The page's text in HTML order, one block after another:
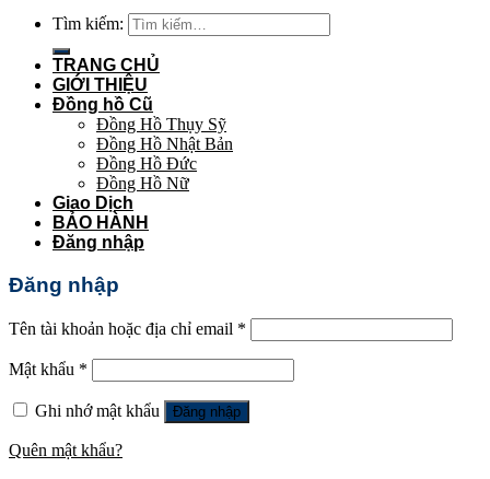
Tìm kiếm:
TRANG CHỦ
GIỚI THIỆU
Đồng hồ Cũ
Đồng Hồ Thụy Sỹ
Đồng Hồ Nhật Bản
Đồng Hồ Đức
Đồng Hồ Nữ
Giao Dịch
BẢO HÀNH
Đăng nhập
Đăng nhập
Tên tài khoản hoặc địa chỉ email *
Mật khẩu *
Ghi nhớ mật khẩu Đăng nhập
Quên mật khẩu?